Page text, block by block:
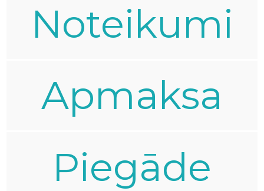
Noteikumi
Apmaksa
Piegāde